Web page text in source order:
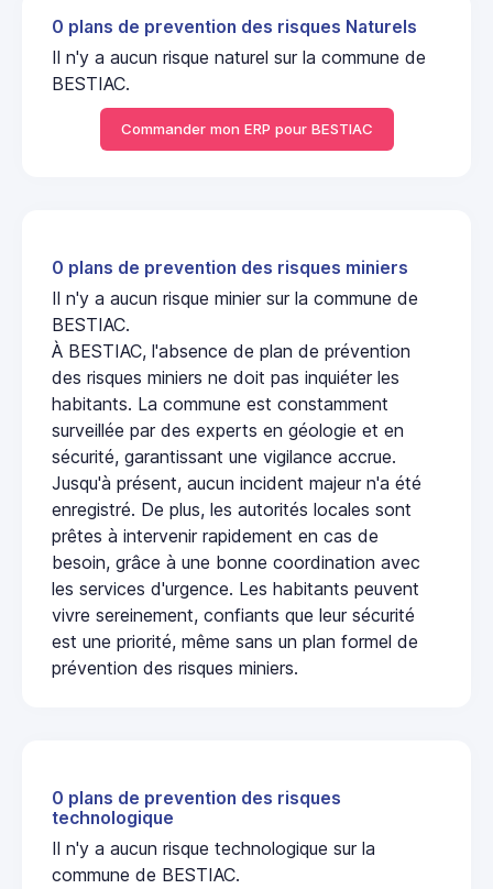
0 plans de prevention des risques Naturels
Il n'y a aucun risque naturel sur la commune de
BESTIAC.
Commander mon ERP pour BESTIAC
0 plans de prevention des risques miniers
Il n'y a aucun risque minier sur la commune de
BESTIAC.
À BESTIAC, l'absence de plan de prévention
des risques miniers ne doit pas inquiéter les
habitants. La commune est constamment
surveillée par des experts en géologie et en
sécurité, garantissant une vigilance accrue.
Jusqu'à présent, aucun incident majeur n'a été
enregistré. De plus, les autorités locales sont
prêtes à intervenir rapidement en cas de
besoin, grâce à une bonne coordination avec
les services d'urgence. Les habitants peuvent
vivre sereinement, confiants que leur sécurité
est une priorité, même sans un plan formel de
prévention des risques miniers.
0 plans de prevention des risques
technologique
Il n'y a aucun risque technologique sur la
commune de BESTIAC.